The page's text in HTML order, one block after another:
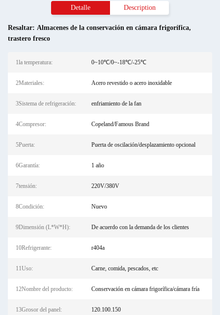
Detalle Description
Resaltar: Almacenes de la conservación en cámara frigorífica,
trastero fresco
1la temperatura: 0~10℃/0~-18℃/-25℃
2Materiales: Acero revestido o acero inoxidable
3Sistema de refrigeración: enfriamiento de la fan
4Compresor: Copeland/Famous Brand
5Puerta: Puerta de oscilación/desplazamiento opcional
6Garantía: 1 año
7tensión: 220V/380V
8Condición: Nuevo
9Dimensión (L*W*H): De acuerdo con la demanda de los clientes
10Refrigerante: r404a
11Uso: Carne, comida, pescados, etc
12Nombre del producto: Conservación en cámara frigorífica/cámara fría
13Grosor del panel: 120.100.150